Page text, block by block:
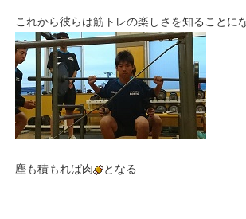
これから彼らは筋トレの楽しさを知ることにな
塵も積もれば肉 となる